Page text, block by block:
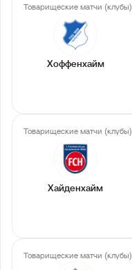
Товарищеские матчи (клубы)
Хоффенхайм
Товарищеские матчи (клубы)
Хайденхайм
Товарищеские матчи (клубы)